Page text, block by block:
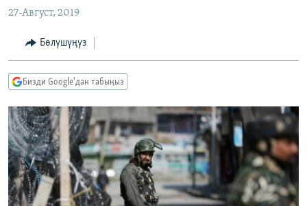
МАДАНИЯТ
ТВ ПРОГРАММАЛАР
БҮГҮН АЗАТТЫКТА
БИЗ ЖАНА ДҮЙНӨ
ДАНИСТЕ
ЭЖЕ-СИҢДИЛЕР
АЗАТТЫК+
ЫҢГАЙСЫЗ СУРООЛОР
ПОДКАСТ
ӨЗГӨЧӨ ПИКИР
ОНЛАЙН ШЕРИНЕ
27-Август, 2019
Бөлүшүңүз
Бизди Google'дан табыңыз